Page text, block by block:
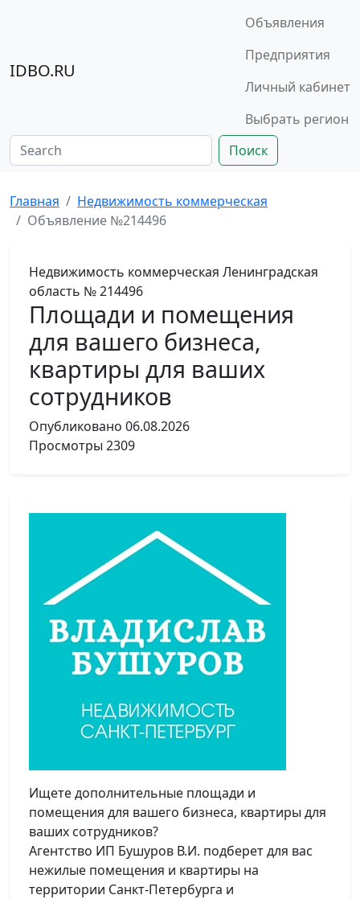
IDBO.RU
Объявления
Предприятия
Личный кабинет
Выбрать регион
Поиск
Главная
Недвижимость коммерческая
Объявление №214496
Недвижимость коммерческая Ленинградская
область № 214496
Площади и помещения
для вашего бизнеса,
квартиры для ваших
сотрудников
Опубликовано 06.08.2026
Просмотры 2309
Ищете дополнительные площади и
помещения для вашего бизнеса, квартиры для
ваших сотрудников?
Агентство ИП Бушуров В.И. подберет для вас
нежилые помещения и квартиры на
территории Санкт-Петербурга и